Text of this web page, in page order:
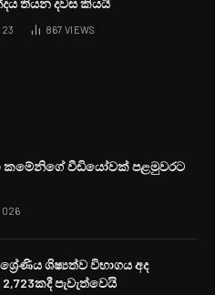
පළාත්වලත්
දෙපාර්තමේන්තුව
බවය.